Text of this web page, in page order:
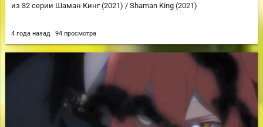
из 32 серии Шаман Кинг (2021) / Shaman King (2021)
4 года назад 94 просмотра